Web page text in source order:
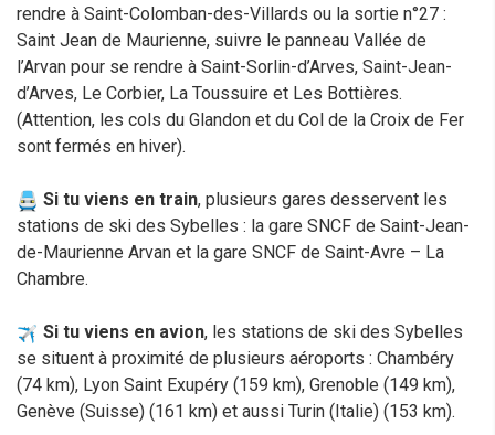
rendre à Saint-Colomban-des-Villards ou la sortie n°27 :
Saint Jean de Maurienne, suivre le panneau Vallée de
l’Arvan pour se rendre à Saint-Sorlin-d’Arves, Saint-Jean-
d’Arves, Le Corbier, La Toussuire et Les Bottières.
(Attention, les cols du Glandon et du Col de la Croix de Fer
sont fermés en hiver).
Si tu viens en train, plusieurs gares desservent les
stations de ski des Sybelles : la gare SNCF de Saint-Jean-
de-Maurienne Arvan et la gare SNCF de Saint-Avre – La
Chambre.
Si tu viens en avion, les stations de ski des Sybelles
se situent à proximité de plusieurs aéroports : Chambéry
(74 km), Lyon Saint Exupéry (159 km), Grenoble (149 km),
Genève (Suisse) (161 km) et aussi Turin (Italie) (153 km).